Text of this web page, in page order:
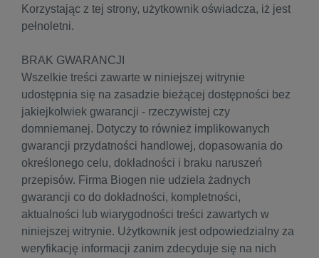
Korzystając z tej strony, użytkownik oświadcza, iż jest
pełnoletni.
BRAK GWARANCJI
Wszelkie treści zawarte w niniejszej witrynie
udostępnia się na zasadzie bieżącej dostępności bez
jakiejkolwiek gwarancji - rzeczywistej czy
domniemanej. Dotyczy to również implikowanych
gwarancji przydatności handlowej, dopasowania do
określonego celu, dokładności i braku naruszeń
przepisów. Firma Biogen nie udziela żadnych
gwarancji co do dokładności, kompletności,
aktualności lub wiarygodności treści zawartych w
niniejszej witrynie. Użytkownik jest odpowiedzialny za
weryfikację informacji zanim zdecyduje się na nich